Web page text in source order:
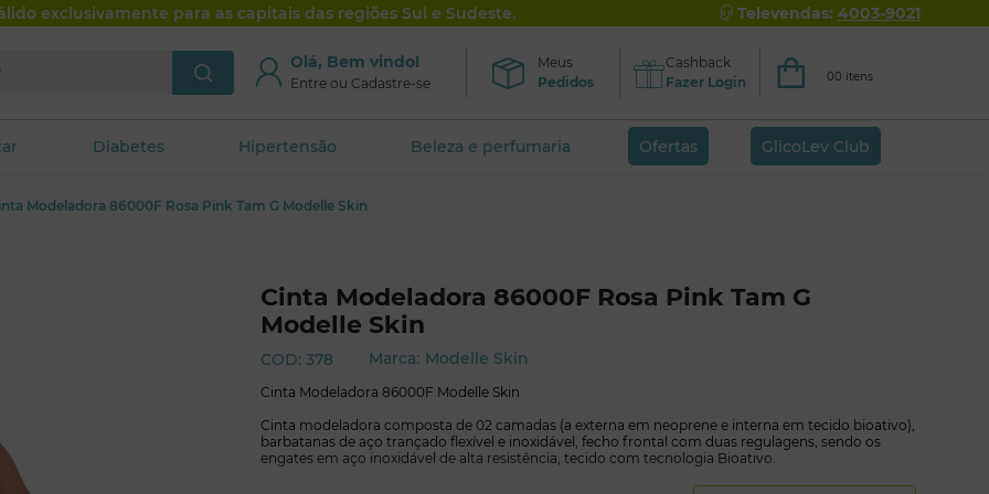
exclusivamente para as capitais das regiões Sul e Sudeste. Televendas: 4003-9021
GlicoLev Club
Olá, Bem vindo!
Entre ou Cadastre-se
Meus
Pedidos
Cashback
Fazer Login
00 itens
Diabetes Hipertensão Beleza e perfumaria Ofertas GlicoLev Club
Modeladora 86000F Rosa Pink Tam G Modelle Skin
Cinta Modeladora 86000F Rosa Pink Tam G
Modelle Skin
COD:378 Marca: Modelle Skin
Cinta Modeladora 86000F Modelle Skin
Cinta modeladora composta de 02 camadas (a externa em neoprene e interna em tecido bioativo),
barbatanas de aço trançado flexível e inoxidável, fecho frontal com duas regulagens, sendo os
engates em aço inoxidável de alta resistência, tecido com tecnologia Bioativo.